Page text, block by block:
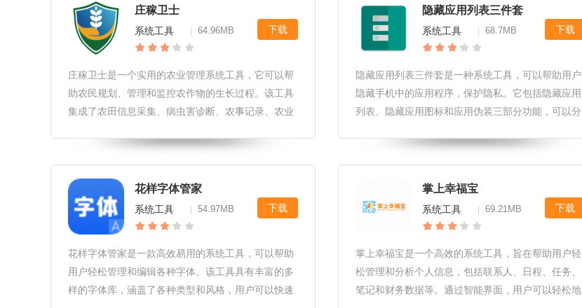
庄稼卫士
系统工具 64.96MB 下载
庄稼卫士是一个实用的农业管理系统工具，它可以帮
助农民规划、管理和监控农作物的生长过程。该工具
集成了农田信息采集、病虫害诊断、农事记录、农业
管理方案。庄稼卫士软件优势1.高效便捷:庄稼卫士软
件的操作简单直观，使得用户
隐藏应用列表三件套
系统工具 68.7MB 下载
隐藏应用列表三件套是一种系统工具，可以帮助用户
隐藏手机中的应用程序，保护隐私。它包括隐藏应用
列表、隐藏应用图标和应用伪装三部分功能，可以分
理应用，保护个人隐私安全。隐藏应用列表三件套软
件亮点1.快速隐藏应用程序：用
花样字体管家
系统工具 54.97MB 下载
花样字体管家是一款高效易用的系统工具，可以帮助
用户轻松管理和编辑各种字体。该工具具有丰富的多
样的字体库，涵盖了各种类型和风格，用户可以快速
掌上幸福宝
系统工具 69.21MB 下载
掌上幸福宝是一个高效的系统工具，旨在帮助用户轻
松管理和分析个人信息，包括联系人、日程、任务、
笔记和财务数据等。通过智能界面，用户可以轻松地